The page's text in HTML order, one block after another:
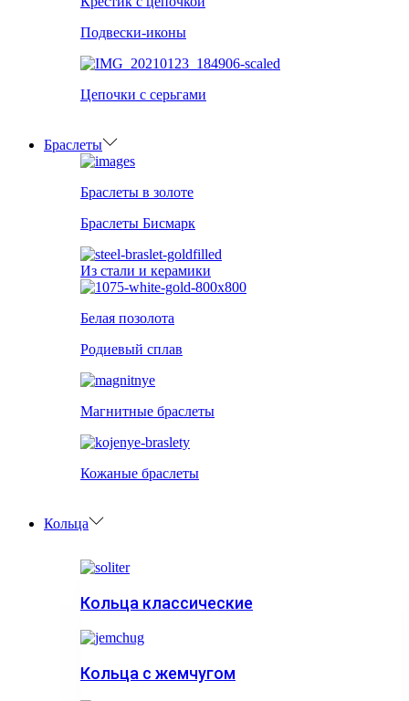
Подвески-иконы
Цепочки с серьгами
Браслеты
Браслеты в золоте
Браслеты Бисмарк
Из стали и керамики
Белая позолота
Родиевый сплав
Магнитные браслеты
Кожаные браслеты
Кольца
Кольца классические
Кольца с жемчугом